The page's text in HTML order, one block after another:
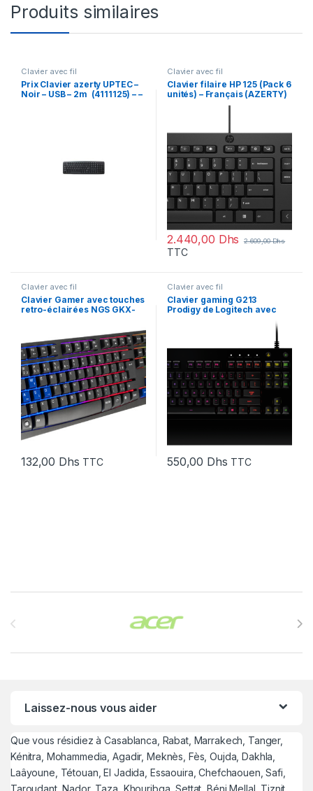
Produits similaires
Clavier avec fil
Prix Clavier azerty UPTEC –
Noir – USB – 2m (4111125) – –
Clavier avec fil
Clavier filaire HP 125 (Pack 6
unités) – Français (AZERTY)
2.440,00 Dhs 2.609,00Dhs
TTC
Clavier avec fil
Clavier Gamer avec touches
retro-éclairées NGS GKX-
132,00 Dhs TTC
Clavier avec fil
Clavier gaming G213
Prodigy de Logitech avec
550,00 Dhs TTC
Laissez-nous vous aider
Que vous résidiez à Casablanca, Rabat, Marrakech, Tanger,
Kénitra, Mohammedia, Agadir, Meknès, Fès, Oujda, Dakhla,
Laâyoune, Tétouan, El Jadida, Essaouira, Chefchaouen, Safi,
Taroudant, Nador, Taza, Khouribga, Settat, Béni Mellal, Tiznit,